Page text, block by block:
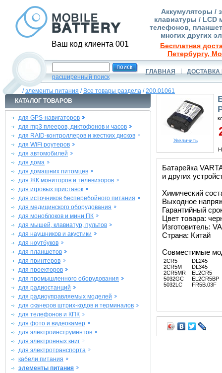
Ваш код клиента 001
Аккумуляторы /
клавиатуры / LCD
телефонов,
многих других
Бесплатная
Петербургу,
расширенный поиск
ГЛАВНАЯ ДОСТАВКА
/элементы питания / Все товары раздела /200.01061
КАТАЛОГ ТОВАРОВ
для GPS-навигаторов
для mp3 плееров, диктофонов и часов
для RAID-контроллеров и жестких дисков
для WiFi роутеров
для автомобилей
для дома
для домашних питомцев
для ЖК мониторов и телевизоров
для игровых приставок
для источников бесперебойного питания
для медицинского оборудования
для моноблоков и мини ПК
для мышей, клавиатур, пультов
для наушников и акустики
для ноутбуков
для планшетов
для принтеров
для проекторов
для промышленного оборудования
для радиостанций
для радиоуправляемых моделей
для сканеров штрих-кодов и терминалов
для телефонов и КПК
для фото и видеокамер
для электроинструментов
для электронных книг
для электротранспорта
кабели питания
элементы питания
Увеличить
Батарейка
и других
Химический
Выходное
Гарантийный
Цвет товара:
Изготовитель:
Страна: Китай
Совместимые
2CR5
2CR5M
2CR5MR
5032GC
5032LC
DL245
DL345
EL2CR5
EL2CR5BP
FR5B.03F